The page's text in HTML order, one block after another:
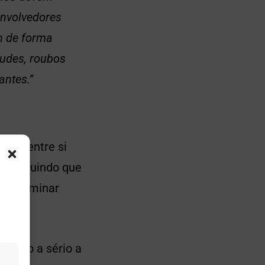
de forma
roubos
entre si
que
examinar
a sério a